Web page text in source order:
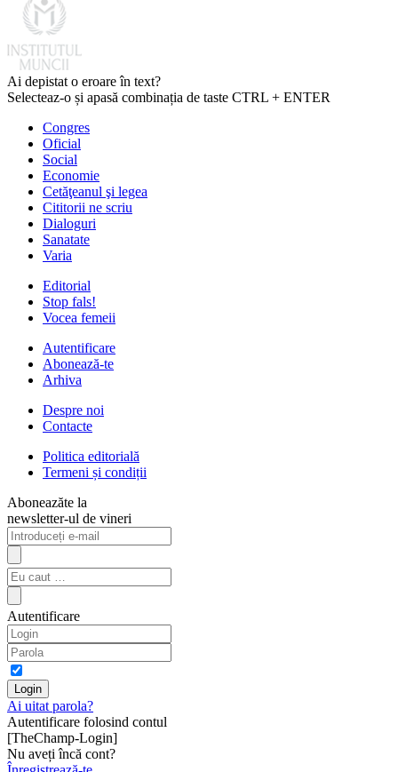
Ai depistat o eroare în text?
Selecteaz-o și apasă combinația de taste CTRL + ENTER
Congres
Oficial
Social
Economie
Cetăţeanul şi legea
Cititorii ne scriu
Dialoguri
Sanatate
Varia
Editorial
Stop fals!
Vocea femeii
Autentificare
Abonează-te
Arhiva
Despre noi
Contacte
Politica editorială
Termeni și condiții
Aboneazăte la
newsletter-ul de vineri
Autentificare
Ai uitat parola?
Autentificare folosind contul
[TheChamp-Login]
Nu aveți încă cont?